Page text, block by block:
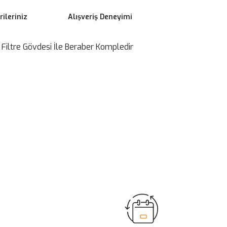
Alışveriş Deneyimi
Gövdesi İle Beraber Kompledir